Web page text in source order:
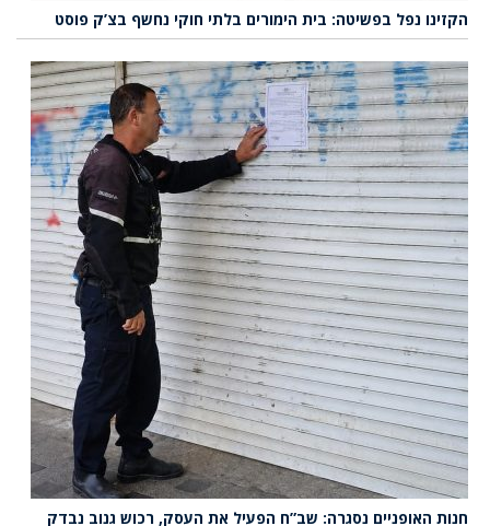
הקזינו נפל בפשיטה: בית הימורים בלתי חוקי נחשף בצ’ק פוסט
חנות האופניים נסגרה: שב”ח הפעיל את העסק, רכוש גנוב נבדק